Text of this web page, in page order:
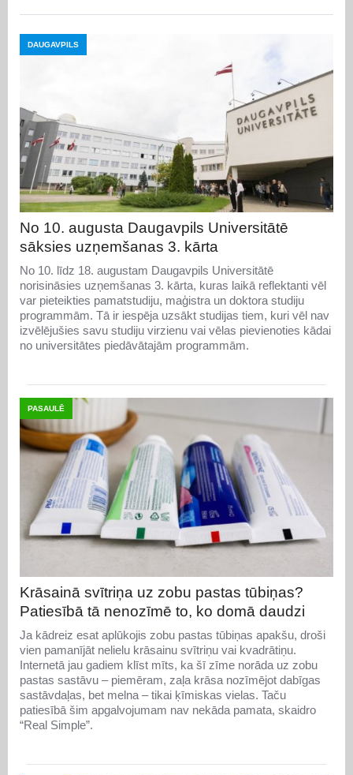
DAUGAVPILS
No 10. augusta Daugavpils Universitātē
sāksies uzņemšanas 3. kārta
No 10. līdz 18. augustam Daugavpils Universitātē
norisināsies uzņemšanas 3. kārta, kuras laikā reflektanti vēl
var pieteikties pamatstudiju, maģistra un doktora studiju
programmām. Tā ir iespēja uzsākt studijas tiem, kuri vēl nav
izvēlējušies savu studiju virzienu vai vēlas pievienoties kādai
no universitātes piedāvātajām programmām.
PASAULĒ
Krāsainā svītriņa uz zobu pastas tūbiņas?
Patiesībā tā nenozīmē to, ko domā daudzi
Ja kādreiz esat aplūkojis zobu pastas tūbiņas apakšu, droši
vien pamanījāt nelielu krāsainu svītriņu vai kvadrātiņu.
Internetā jau gadiem klīst mīts, ka šī zīme norāda uz zobu
pastas sastāvu – piemēram, zaļa krāsa nozīmējot dabīgas
sastāvdaļas, bet melna – tikai ķīmiskas vielas. Taču
patiesībā šim apgalvojumam nav nekāda pamata, skaidro
“Real Simple”.